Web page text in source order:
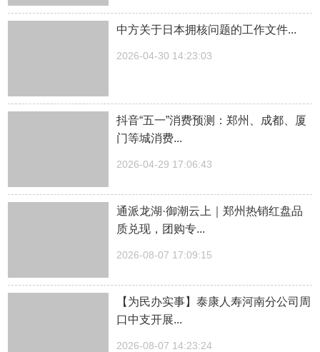
中方关于日本拥核问题的工作文件...
2026-04-30 14:23:03
抖音“五一”消费预测：郑州、成都、厦
门等城消费...
2026-04-29 17:06:43
通派龙湖·御潮云上｜郑州热销红盘品
质兑现，团购专...
2026-08-07 17:09:15
【为民办实事】泰康人寿河南分公司周
口中支开展...
2026-08-07 14:23:24